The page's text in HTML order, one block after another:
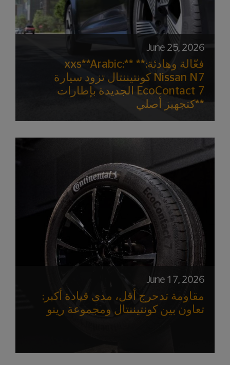
June 25, 2026
xxs**Arabic:** **فعّالة وهادئة:
كونتيننتال تزود سيارة Nissan N7
الجديدة بإطارات EcoContact 7
كتجهيز أصلي**
June 17, 2026
مقاومة تدحرج أقل، مدى قيادة أكبر:
تعاون بين كونتيننتال ومجموعة رينو